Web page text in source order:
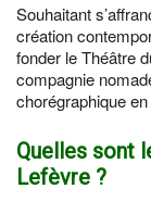
Souhaitant
création
fonder le Théâtre
compagnie
chorégraphique
Quelles sont
Lefèvre ?